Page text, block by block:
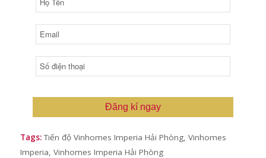
Đăng kí ngay
Tags: Tiến độ Vinhomes Imperia Hải Phòng, Vinhomes
Imperia, Vinhomes Imperia Hải Phòng